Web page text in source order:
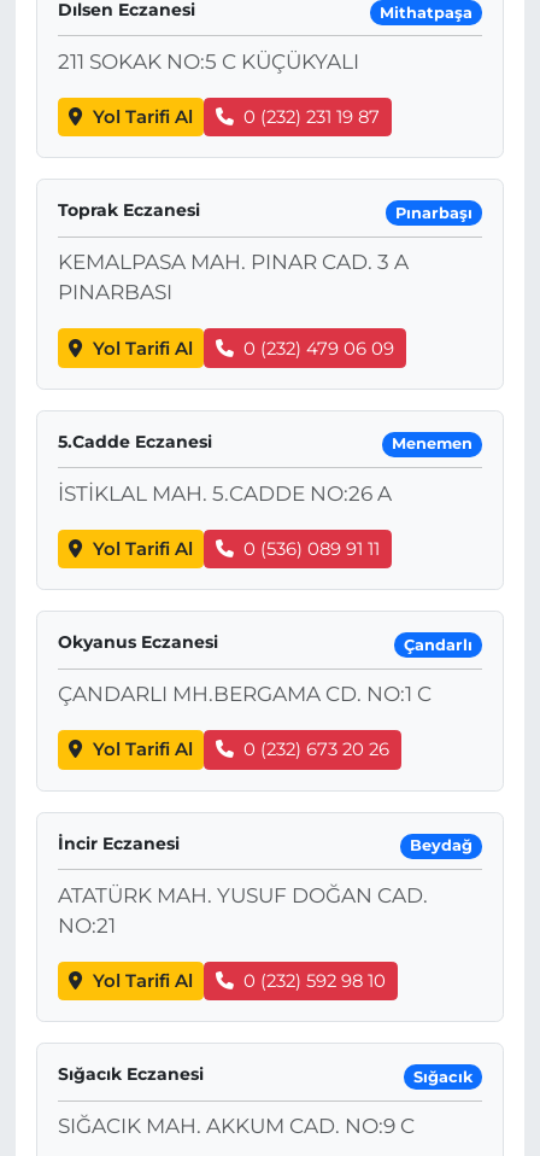
Dılsen Eczanesi Mithatpaşa
211 SOKAK NO:5 C KÜÇÜKYALI
Yol Tarifi Al 0 (232) 231 19 87
Toprak Eczanesi Pınarbaşı
KEMALPASA MAH. PINAR CAD. 3 A
PINARBASI
Yol Tarifi Al 0 (232) 479 06 09
5.Cadde Eczanesi Menemen
İSTİKLAL MAH. 5.CADDE NO:26 A
Yol Tarifi Al 0 (536) 089 91 11
Okyanus Eczanesi Çandarlı
ÇANDARLI MH.BERGAMA CD. NO:1 C
Yol Tarifi Al 0 (232) 673 20 26
İncir Eczanesi Beydağ
ATATÜRK MAH. YUSUF DOĞAN CAD.
NO:21
Yol Tarifi Al 0 (232) 592 98 10
Sığacık Eczanesi Sığacık
SIĞACIK MAH. AKKUM CAD. NO:9 C